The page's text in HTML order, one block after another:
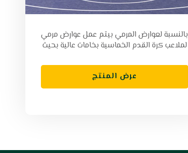
بالنسبة لعوارض المرمي بيتم عمل عوارض مرمي
لملاعب كرة القدم الخماسية بخامات عالية بحيث
عرض المنتج